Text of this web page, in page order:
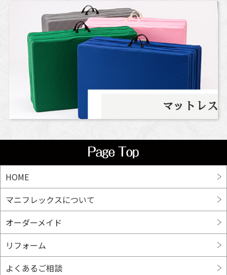
マットレス
HOME
マニフレックスについて
オーダーメイド
リフォーム
よくあるご相談